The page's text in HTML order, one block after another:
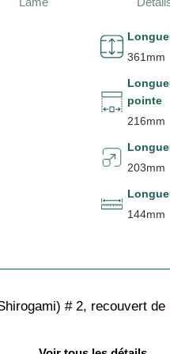
361mm
pointe
216mm
203mm
144mm
# 2, recouvert de